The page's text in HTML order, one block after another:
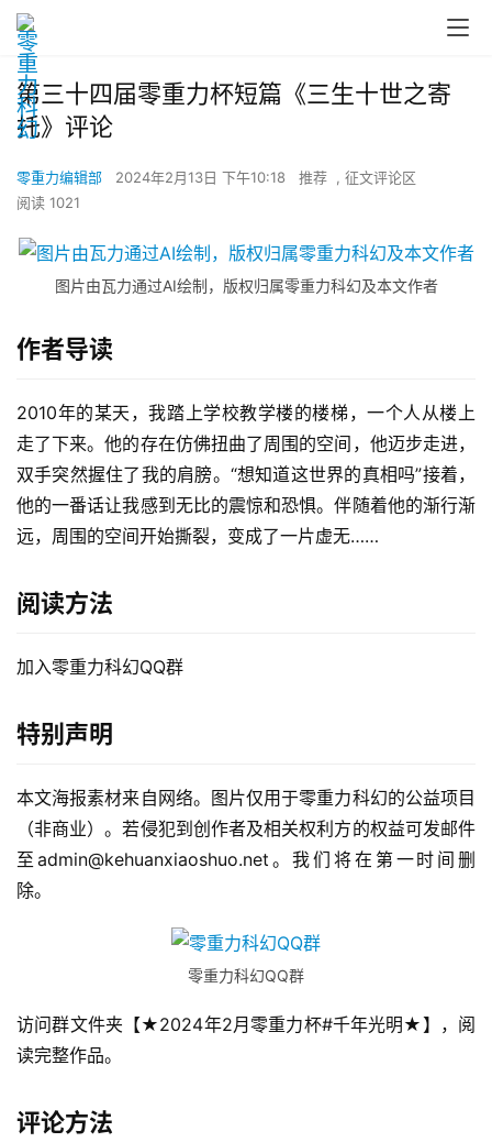
零
第三十四届零重力杯短篇《三生十世之寄
托》评论
零重力编辑部 2024年2月13日 下午10:18 推荐 , 征文评论区
阅读 1021
图片由瓦力通过AI绘制，版权归属零重力科幻及本文作者
作者导读
2010年的某天，我踏上学校教学楼的楼梯，一个人从楼上
走了下来。他的存在仿佛扭曲了周围的空间，他迈步走进，
双手突然握住了我的肩膀。“想知道这世界的真相吗”接着，
他的一番话让我感到无比的震惊和恐惧。伴随着他的渐行渐
远，周围的空间开始撕裂，变成了一片虚无……
阅读方法
加入零重力科幻QQ群
特别声明
本文海报素材来自网络。图片仅用于零重力科幻的公益项目
（非商业）。若侵犯到创作者及相关权利方的权益可发邮件
至admin@kehuanxiaoshuo.net。我们将在第一时间删
除。
零重力科幻QQ群
访问群文件夹【★2024年2月零重力杯#千年光明★】，阅
读完整作品。
评论方法